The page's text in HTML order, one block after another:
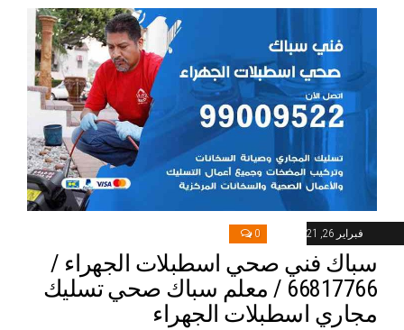
فبراير 26, 2021 0
سباك فني صحي اسطبلات الجهراء /
66817766 / معلم سباك صحي تسليك
مجاري اسطبلات الجهراء